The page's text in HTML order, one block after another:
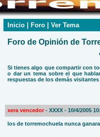
Inicio | Foro | Ver Tema
Foro de Opinión de
Si tienes algo que compartir con
o dar un tema sobre el que
respuestas de los demás
xera vencedor - XXXX - 10/4/2005
los de torremochuela nunca